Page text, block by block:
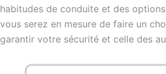
habitudes de conduite et des
vous serez en mesure de faire un
garantir votre sécurité et celle des